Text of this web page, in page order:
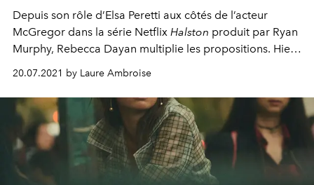
Depuis son rôle d’Elsa Peretti aux côtés de l’acteur
McGregor dans la série Netflix Halston produit par Ryan
Murphy, Rebecca Dayan multiplie les propositions. Hier
à New York, aujourd’hui à Cannes : elle est partout.
20.07.2021 by Laure Ambroise